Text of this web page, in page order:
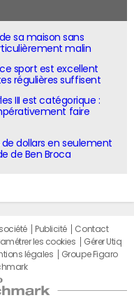
sa maison sans
malin
sport est excellent
régulières suffisent
III est catégorique :
faire
de dollars en seulement
de Ben Broca
Publicité
Contact
les cookies
Gérer Utiq
légales
Groupe Figaro